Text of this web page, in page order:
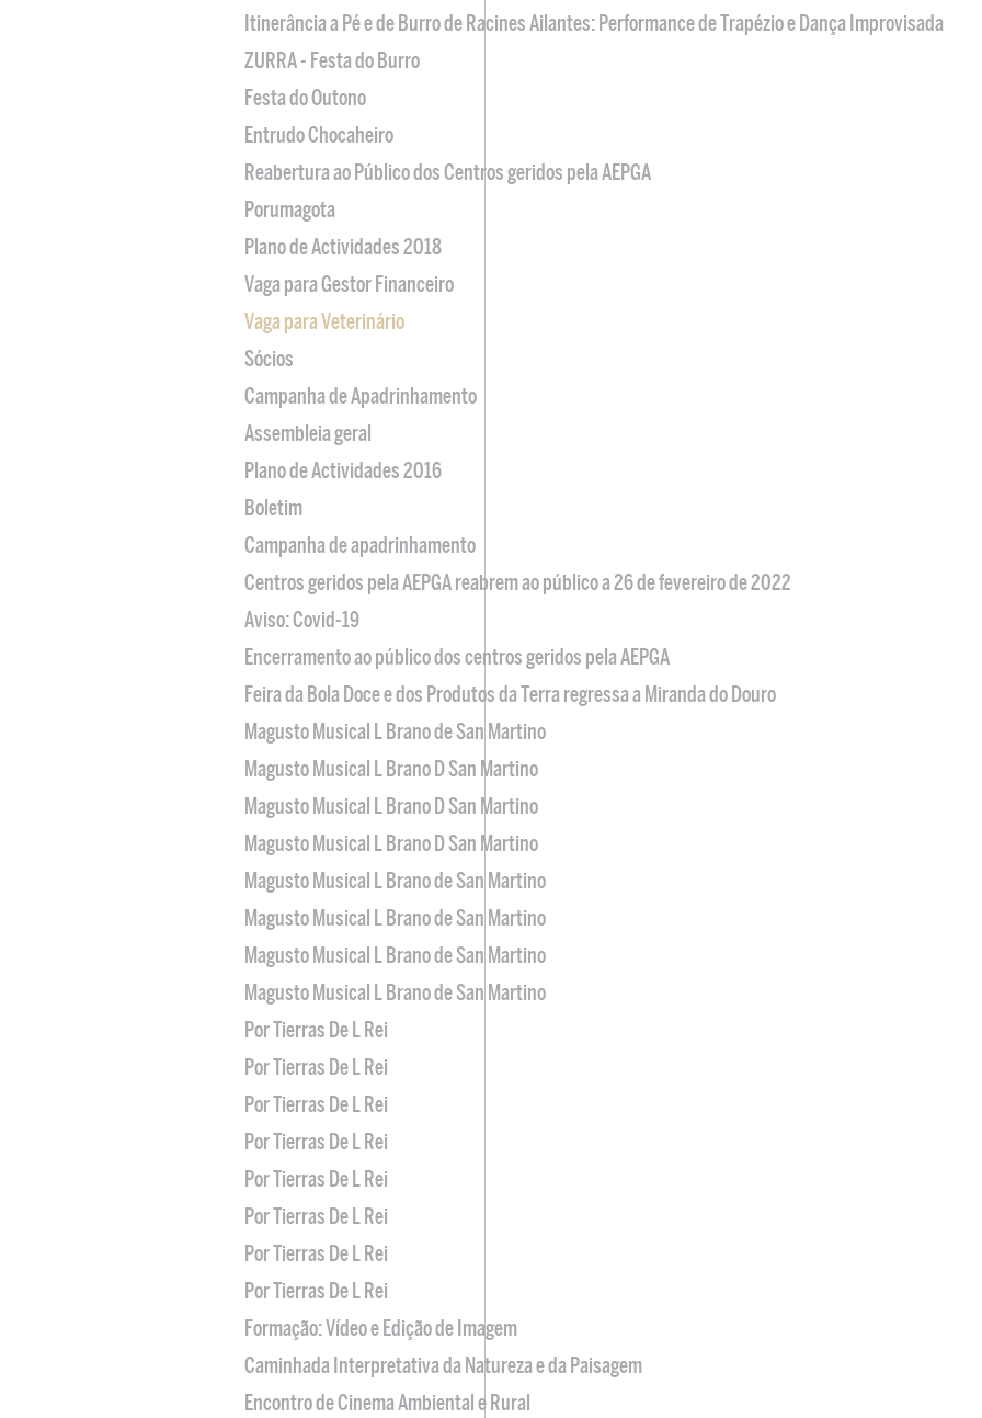
Itinerância a Pé e de Burro de Racines Ailantes: Performance de Trapézio e Dança Improvisada
ZURRA - Festa do Burro
Festa do Outono
Entrudo Chocaheiro
Reabertura ao Público dos Centros geridos pela AEPGA
Porumagota
Plano de Actividades 2018
Vaga para Gestor Financeiro
Vaga para Veterinário
Sócios
Campanha de Apadrinhamento
Assembleia geral
Plano de Actividades 2016
Boletim
Campanha de apadrinhamento
Centros geridos pela AEPGA reabrem ao público a 26 de fevereiro de 2022
Aviso: Covid-19
Encerramento ao público dos centros geridos pela AEPGA
Feira da Bola Doce e dos Produtos da Terra regressa a Miranda do Douro
Magusto Musical L Brano de San Martino
Magusto Musical L Brano D San Martino
Magusto Musical L Brano D San Martino
Magusto Musical L Brano D San Martino
Magusto Musical L Brano de San Martino
Magusto Musical L Brano de San Martino
Magusto Musical L Brano de San Martino
Magusto Musical L Brano de San Martino
Por Tierras De L Rei
Por Tierras De L Rei
Por Tierras De L Rei
Por Tierras De L Rei
Por Tierras De L Rei
Por Tierras De L Rei
Por Tierras De L Rei
Por Tierras De L Rei
Formação: Vídeo e Edição de Imagem
Caminhada Interpretativa da Natureza e da Paisagem
Encontro de Cinema Ambiental e Rural